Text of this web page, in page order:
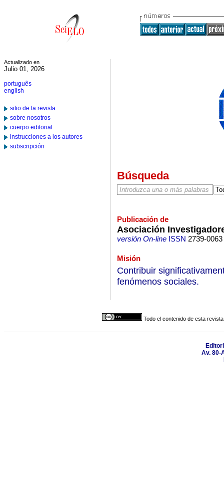
Actualizado en
Julio 01, 2026
português
english
sitio de la revista
sobre nosotros
cuerpo editorial
instrucciones a los autores
subscripción
Búsqueda
Publicación de
Asociación
versión On-lineISSN 2739-0063
Misión
Contribuir
fenómenos sociales.
Todo el contenido de esta
Av. 80-